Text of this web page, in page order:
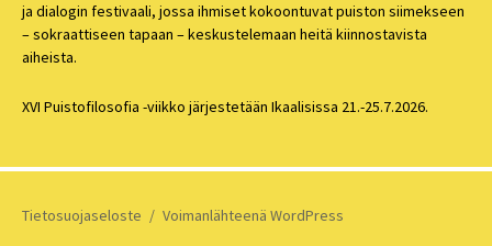
ja dialogin festivaali, jossa ihmiset kokoontuvat puiston siimekseen
– sokraattiseen tapaan – keskustelemaan heitä kiinnostavista
aiheista.
XVI Puistofilosofia -viikko järjestetään Ikaalisissa 21.-25.7.2026.
Tietosuojaseloste Voimanlähteenä WordPress